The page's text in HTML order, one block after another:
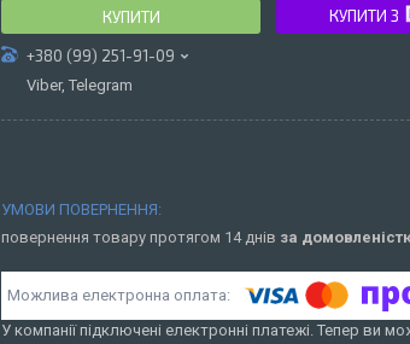
КУПИТИ КУПИТИ З
+380 (99) 251-91-09
Viber, Telegram
повернення товару протягом 14 днів за
У компанії підключені електронні платежі. Тепер ви